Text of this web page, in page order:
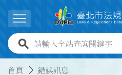
展開選單
全站查詢關鍵字欄位
首頁 錯誤訊息